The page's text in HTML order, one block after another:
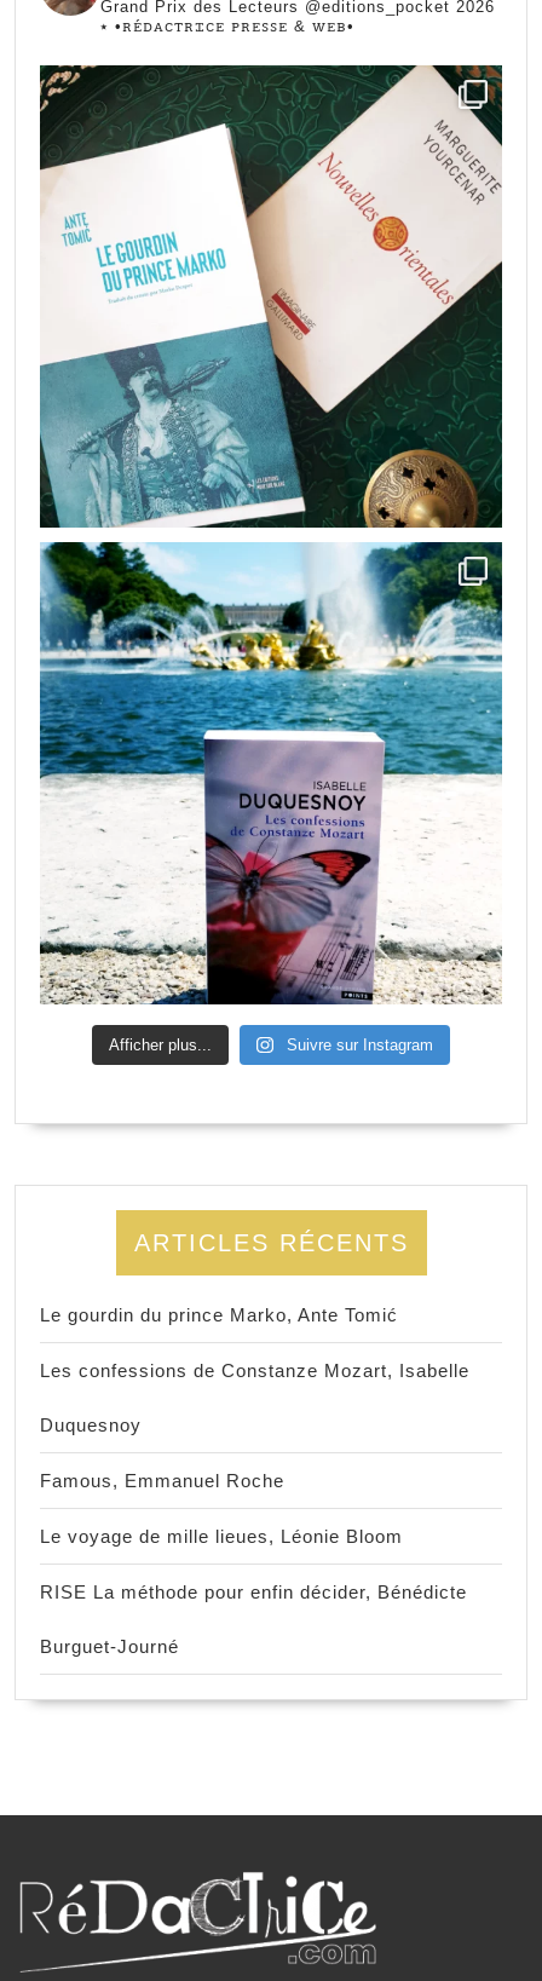
Grand Prix des Lecteurs @editions_pocket 2026
⭑ •ꭱꭼ́ꭰꭺꮯꭲꭱꮖꮯꭼ ꮲꭱꭼꮪꮪꭼ & ꮃꭼᏼ•
Afficher plus... Suivre sur Instagram
ARTICLES RÉCENTS
Le gourdin du prince Marko, Ante Tomić
Les confessions de Constanze Mozart, Isabelle
Duquesnoy
Famous, Emmanuel Roche
Le voyage de mille lieues, Léonie Bloom
RISE La méthode pour enfin décider, Bénédicte
Burguet-Journé